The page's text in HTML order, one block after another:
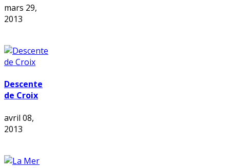
mars 29,
2013
Descente
de Croix
avril 08,
2013